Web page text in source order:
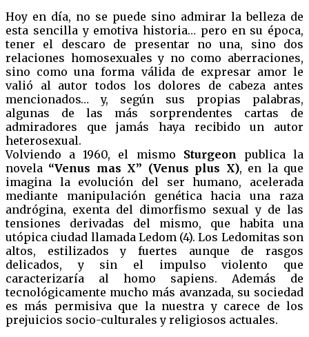
Hoy en día, no se puede sino admirar la belleza de
esta sencilla y emotiva historia… pero en su época,
tener el descaro de presentar no una, sino dos
relaciones homosexuales y no como aberraciones,
sino como una forma válida de expresar amor le
valió al autor todos los dolores de cabeza antes
mencionados… y, según sus propias palabras,
algunas de las más sorprendentes cartas de
admiradores que jamás haya recibido un autor
heterosexual.
Volviendo a 1960, el mismo Sturgeon publica la
novela “Venus mas X” (Venus plus X), en la que
imagina la evolución del ser humano, acelerada
mediante manipulación genética hacia una raza
andrógina, exenta del dimorfismo sexual y de las
tensiones derivadas del mismo, que habita una
utópica ciudad llamada Ledom (4). Los Ledomitas son
altos, estilizados y fuertes aunque de rasgos
delicados, y sin el impulso violento que
caracterizaría al homo sapiens. Además de
tecnológicamente mucho más avanzada, su sociedad
es más permisiva que la nuestra y carece de los
prejuicios socio-culturales y religiosos actuales.